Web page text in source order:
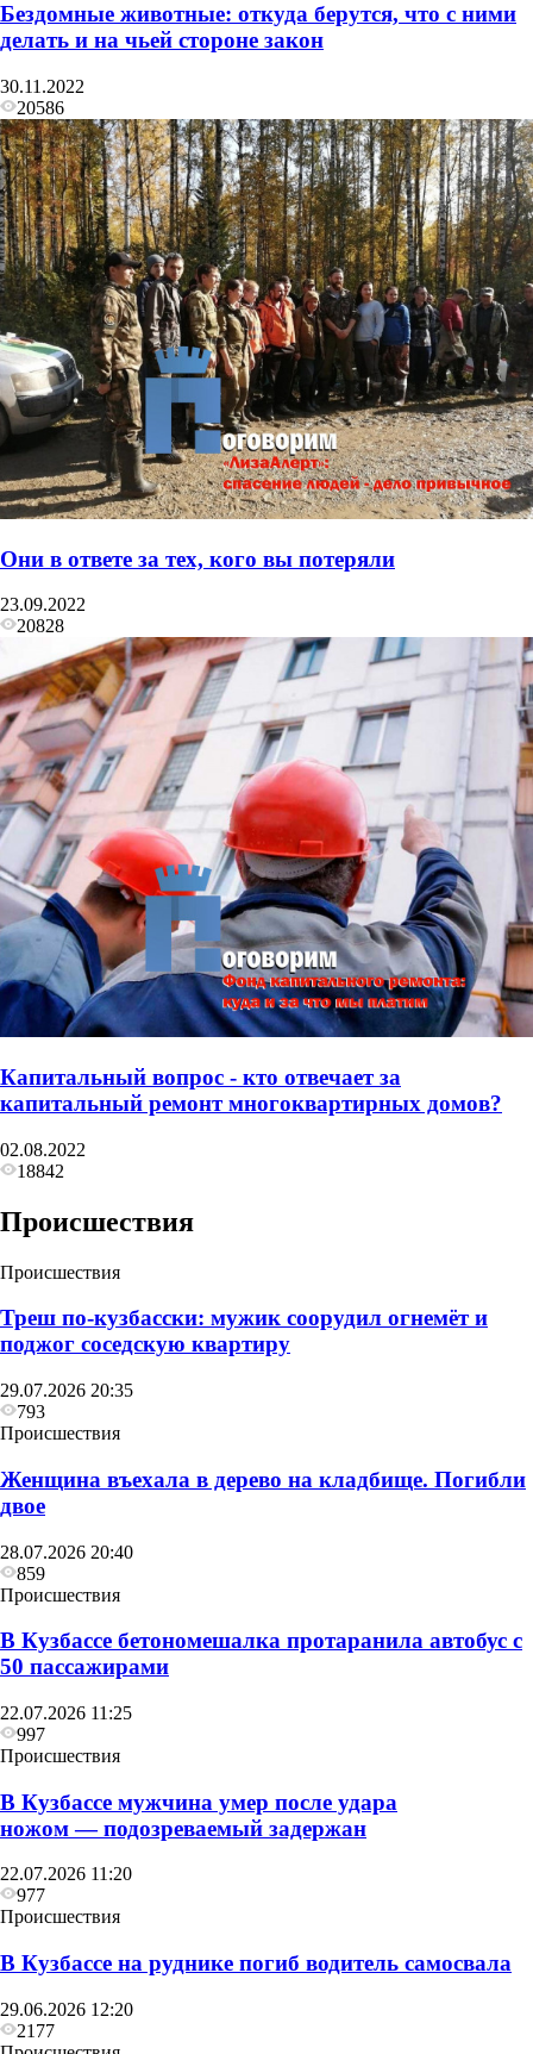
Бездомные животные: откуда берутся, что с ними
делать и на чьей стороне закон
30.11.2022
20586
Они в ответе за тех, кого вы потеряли
23.09.2022
20828
Капитальный вопрос - кто отвечает за
капитальный ремонт многоквартирных домов?
02.08.2022
18842
Происшествия
Происшествия
Треш по-кузбасски: мужик соорудил огнемёт и
поджог соседскую квартиру
29.07.2026 20:35
793
Происшествия
Женщина въехала в дерево на кладбище. Погибли
двое
28.07.2026 20:40
859
Происшествия
В Кузбассе бетономешалка протаранила автобус с
50 пассажирами
22.07.2026 11:25
997
Происшествия
В Кузбассе мужчина умер после удара
ножом — подозреваемый задержан
22.07.2026 11:20
977
Происшествия
В Кузбассе на руднике погиб водитель самосвала
29.06.2026 12:20
2177